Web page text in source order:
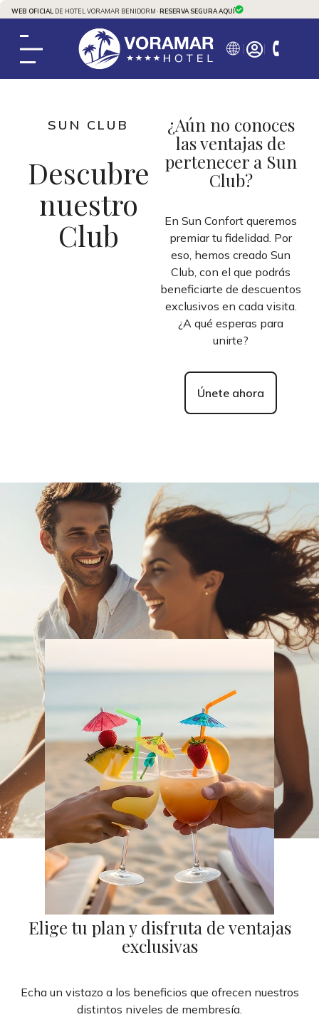
WEB OFICIAL DE HOTEL VORAMAR BENIDORM ·RESERVA SEGURA AQUÍ
SUN CLUB
Descubre
nuestro
Club
¿Aún no conoces
las ventajas de
pertenecer a Sun
Club?
En Sun Confort queremos
premiar tu fidelidad. Por
eso, hemos creado Sun
Club, con el que podrás
beneficiarte de descuentos
exclusivos en cada visita.
¿A qué esperas para
unirte?
Únete ahora
Elige tu plan y disfruta de ventajas
exclusivas
Echa un vistazo a los beneficios que ofrecen nuestros
distintos niveles de membresía.